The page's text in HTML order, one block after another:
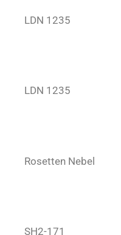
LDN 1235
LDN 1235
Rosetten Nebel
SH2-171